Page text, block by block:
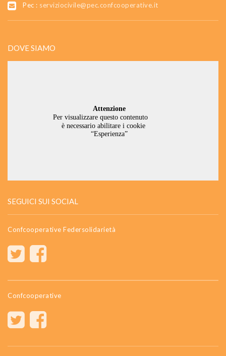
Pec : serviziocivile@pec.confcooperative.it
DOVE SIAMO
SEGUICI SUI SOCIAL
Confcooperative Federsolidarietà
Confcooperative